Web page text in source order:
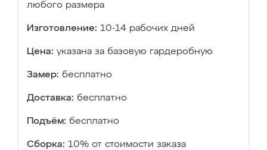
любого размера
Изготовление: 10-14 рабочих дней
Цена: указана за базовую гардеробную
Замер: бесплатно
Доставка: бесплатно
Подъём: бесплатно
Сборка: 10% от стоимости заказа